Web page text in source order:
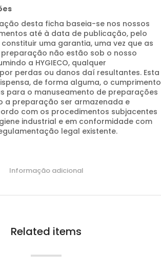
desta ficha baseia-se nos nossos
até à data de publicação, pelo
uma garantia, uma vez que as
não estão sob o nosso
a HYGIECO, qualquer
perdas ou danos daí resultantes. Esta
de forma alguma, o cumprimento
para o manuseamento de preparações
a preparação ser armazenada e
com os procedimentos subjacentes
industrial e em conformidade com
legal existente.
Informação adicional
Related items